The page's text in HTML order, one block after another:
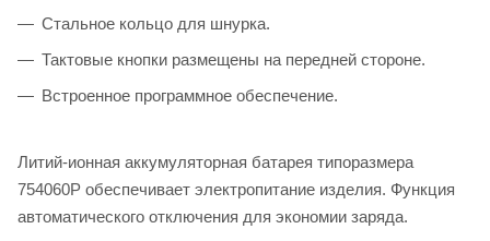
Стальное кольцо для шнурка.
Тактовые кнопки размещены на передней стороне.
Встроенное программное обеспечение.
Литий-ионная аккумуляторная батарея типоразмера
754060P обеспечивает электропитание изделия. Функция
автоматического отключения для экономии заряда.